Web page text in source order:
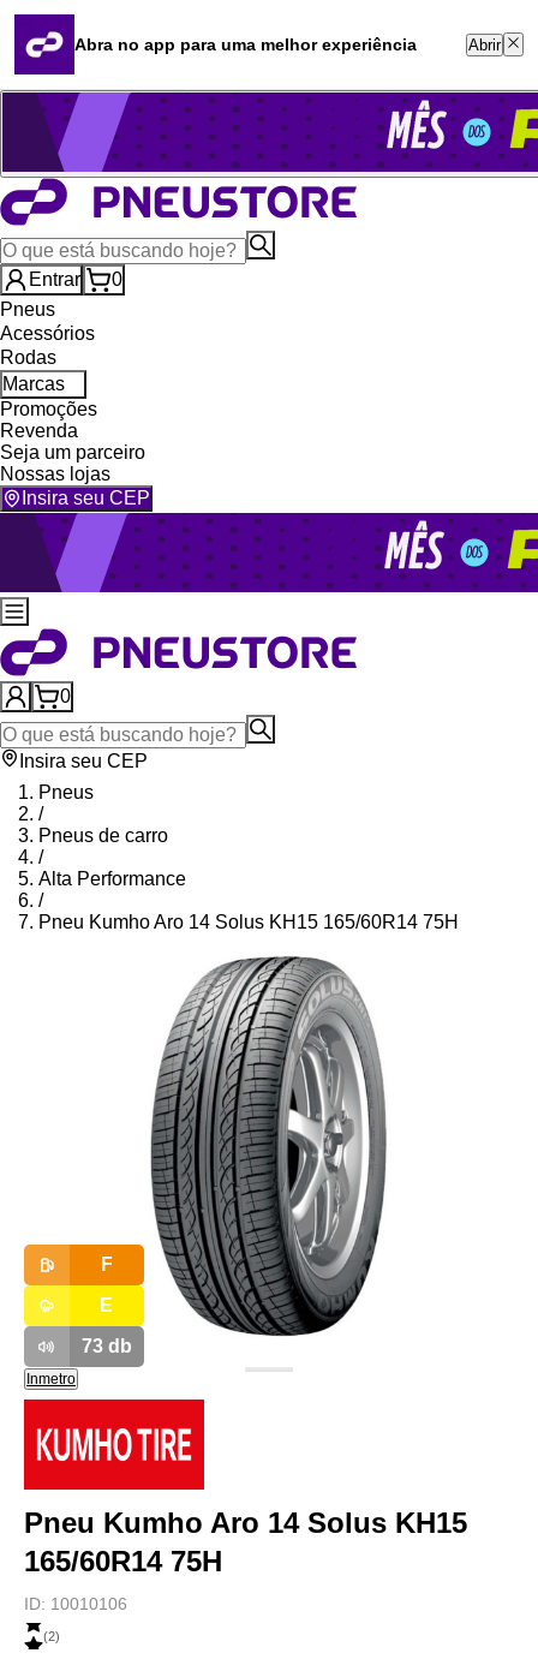
Quero revender
Blog
Whatsapp (16) 99764-8401
Televendas (47) 3046-2551
Entrar
0
Pneus
Acessórios
Rodas
Marcas
Promoções
Revenda
Seja um parceiro
Nossas lojas
Insira seu CEP
0
Insira seu CEP
Pneus
/
Pneus de carro
/
Alta Performance
/
Pneu Kumho Aro 14 Solus KH15 165/60R14 75H
F
E
73db
Inmetro
Pneu Kumho Aro 14 Solus KH15
165/60R14 75H
ID: 10010106
(2)
Abra no app para uma melhor experiência Abrir